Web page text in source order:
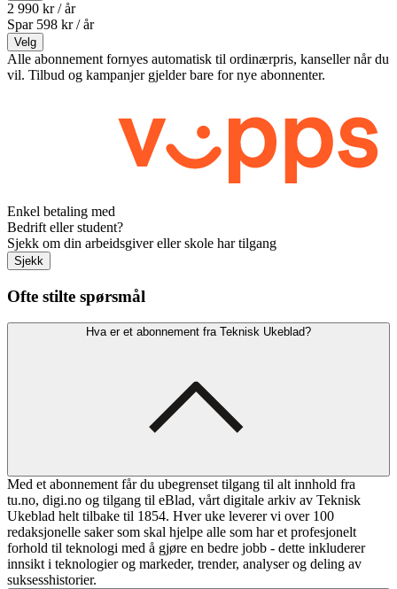
2 990 kr / år
Spar 598 kr /år
Velg
Alle abonnement fornyes automatisk til ordinærpris, kanseller når du
vil. Tilbud og kampanjer gjelder bare for nye abonnenter.
Enkel betaling med
Bedrift eller student?
Sjekk om din arbeidsgiver eller skole har tilgang
Sjekk
Ofte stilte spørsmål
Hva er et abonnement fra Teknisk Ukeblad?
Med et abonnement får du ubegrenset tilgang til alt innhold fra
tu.no, digi.no og tilgang til eBlad, vårt digitale arkiv av Teknisk
Ukeblad helt tilbake til 1854. Hver uke leverer vi over 100
redaksjonelle saker som skal hjelpe alle som har et profesjonelt
forhold til teknologi med å gjøre en bedre jobb - dette inkluderer
innsikt i teknologier og markeder, trender, analyser og deling av
suksesshistorier.